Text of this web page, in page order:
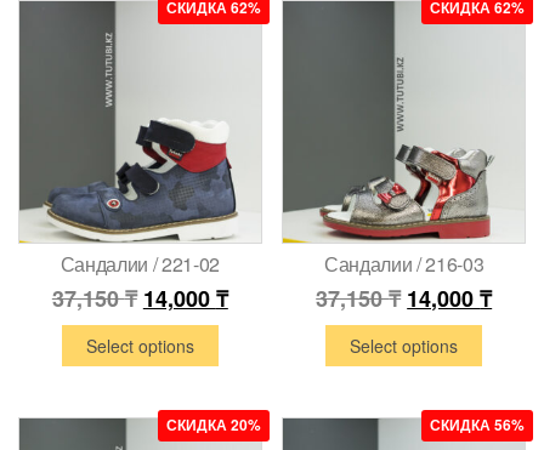
СКИДКА 62%
Сандалии / 221-02
37,150₸ 14,000₸
Select options
СКИДКА 62%
Сандалии / 216-03
37,150₸ 14,000₸
Select options
СКИДКА 20% СКИДКА 56%